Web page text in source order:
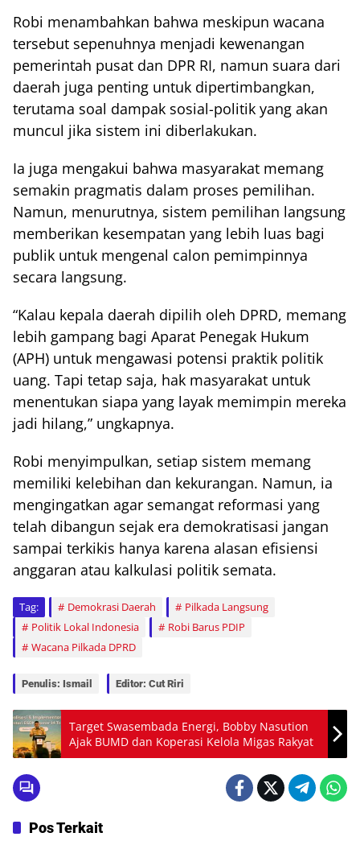
Robi menambahkan bahwa meskipun wacana
tersebut sepenuhnya menjadi kewenangan
pemerintah pusat dan DPR RI, namun suara dari
daerah juga penting untuk dipertimbangkan,
terutama soal dampak sosial-politik yang akan
muncul jika sistem ini diberlakukan.
Ia juga mengakui bahwa masyarakat memang
semakin pragmatis dalam proses pemilihan.
Namun, menurutnya, sistem pemilihan langsung
memberikan kesempatan yang lebih luas bagi
publik untuk mengenal calon pemimpinnya
secara langsung.
“Kalau kepala daerah dipilih oleh DPRD, memang
lebih gampang bagi Aparat Penegak Hukum
(APH) untuk mengawasi potensi praktik politik
uang. Tapi tetap saja, hak masyarakat untuk
menentukan siapa yang layak memimpin mereka
jadi hilang,” ungkapnya.
Robi menyimpulkan, setiap sistem memang
memiliki kelebihan dan kekurangan. Namun, ia
mengingatkan agar semangat reformasi yang
telah dibangun sejak era demokratisasi jangan
sampai terkikis hanya karena alasan efisiensi
anggaran atau kalkulasi politik semata.
Tag: Demokrasi Daerah
Pilkada Langsung
Politik Lokal Indonesia
Robi Barus PDIP
Wacana Pilkada DPRD
Penulis: Ismail Editor: Cut Riri
Target Swasembada Energi, Bobby Nasution
Ajak BUMD dan Koperasi Kelola Migas Rakyat
Pos Terkait